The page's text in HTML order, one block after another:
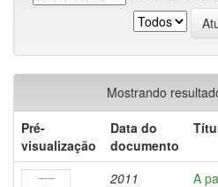
Mostrando
Pré-
visualização
Data do
documento
2011 A